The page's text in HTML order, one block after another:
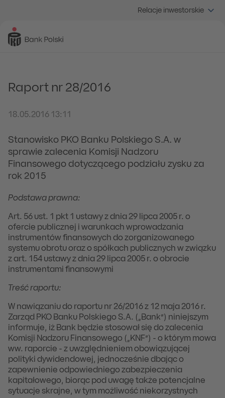
Relacje inwestorskie
Raport nr 28/2016
18.05.2016 13:11
Stanowisko PKO Banku Polskiego S.A. w
sprawie zalecenia Komisji Nadzoru
Finansowego dotyczącego podziału zysku za
rok 2015
Podstawa prawna:
Art. 56 ust. 1 pkt 1 ustawy z dnia 29 lipca 2005 r. o
ofercie publicznej i warunkach wprowadzania
instrumentów finansowych do zorganizowanego
systemu obrotu oraz o spółkach publicznych w związku
z art. 154 ustawy z dnia 29 lipca 2005 r. o obrocie
instrumentami finansowymi
Treść raportu:
W nawiązaniu do raportu nr 26/2016 z 12 maja 2016 r.
Zarząd PKO Banku Polskiego S.A. („Bank”) niniejszym
informuje, iż Bank będzie stosował się do zalecenia
Komisji Nadzoru Finansowego („KNF”) - o którym mowa
ww. raporcie - z uwzględnieniem obowiązującej
polityki dywidendowej, jednocześnie dbając o
zapewnienie odpowiedniego zabezpieczenia
kapitałowego, biorąc pod uwagę także potencjalne
sytuacje skrajne, w tym możliwość niekorzystnych